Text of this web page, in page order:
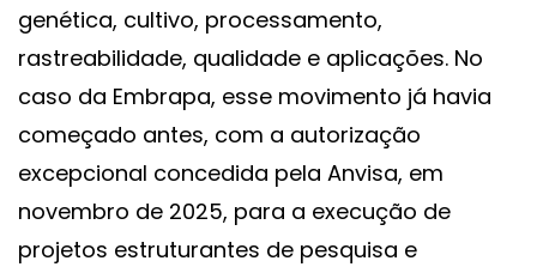
genética, cultivo, processamento,
rastreabilidade, qualidade e aplicações. No
caso da Embrapa, esse movimento já havia
começado antes, com a autorização
excepcional concedida pela Anvisa, em
novembro de 2025, para a execução de
projetos estruturantes de pesquisa e